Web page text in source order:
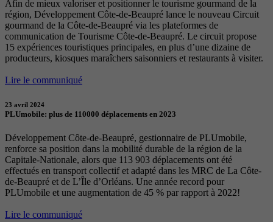
Afin de mieux valoriser et positionner le tourisme gourmand de la
région, Développement Côte-de-Beaupré lance le nouveau Circuit
gourmand de la Côte-de-Beaupré via les plateformes de
communication de Tourisme Côte-de-Beaupré. Le circuit propose
15 expériences touristiques principales, en plus d’une dizaine de
producteurs, kiosques maraîchers saisonniers et restaurants à visiter.
Lire le communiqué
23 avril 2024
PLUmobile: plus de 110000 déplacements en 2023
Développement Côte-de-Beaupré, gestionnaire de PLUmobile,
renforce sa position dans la mobilité durable de la région de la
Capitale-Nationale, alors que 113 903 déplacements ont été
effectués en transport collectif et adapté dans les MRC de La Côte-
de-Beaupré et de L’Île d’Orléans. Une année record pour
PLUmobile et une augmentation de 45 % par rapport à 2022!
Lire le communiqué